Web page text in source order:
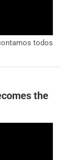
todos
the